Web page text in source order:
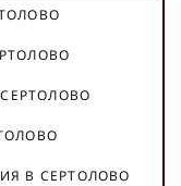
В СЕРТОЛОВО